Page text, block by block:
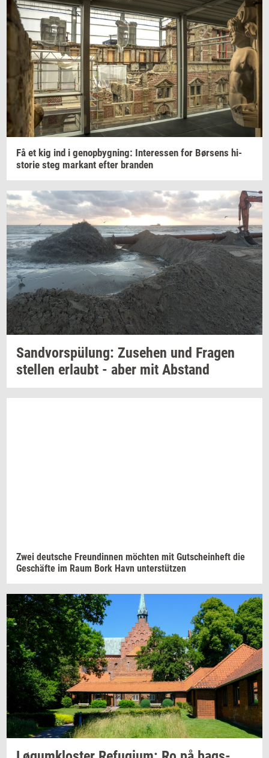
Få et kig ind i genop­byg­ning: In­ter­es­sen for Bør­sens hi­
sto­rie steg mar­kant efter bran­den
Sandvorspülung: Zu­se­hen und Fra­gen
stel­len er­laubt - aber mit Ab­stand
Zwei deut­sche Fre­un­din­nen möchten mit Gut­sche­in­h­eft die
Geschäfte im Raum Bork Havn unterstützen